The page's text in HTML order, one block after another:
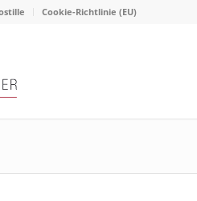
Cookie-Richtlinie (EU)